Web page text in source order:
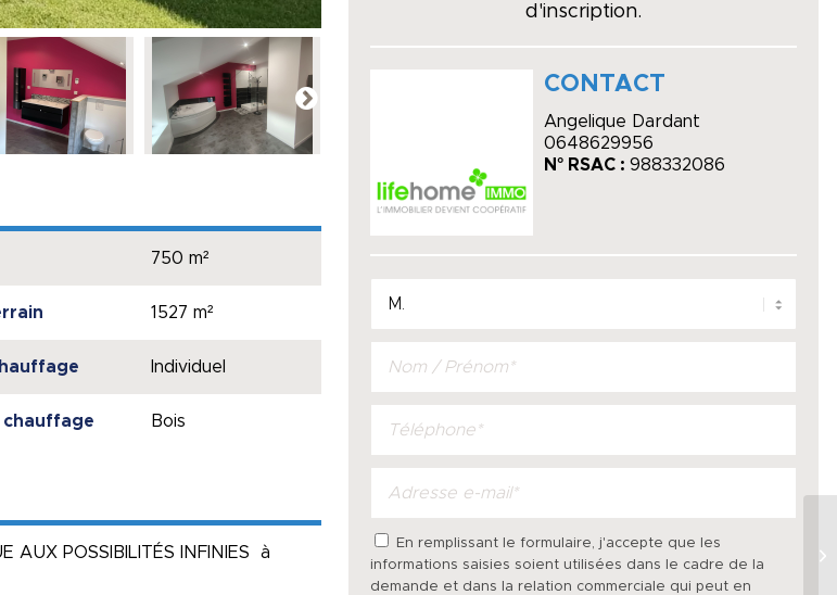
750 m²
1527 m²
Individuel
chauffage Bois
AUX POSSIBILITÉS INFINIES à
d'inscription.
CONTACT
Angelique Dardant
0648629956
N° RSAC : 988332086
En remplissant le formulaire, j'accepte que les
informations saisies soient utilisées dans le cadre de la
demande et dans la relation commerciale qui peut en